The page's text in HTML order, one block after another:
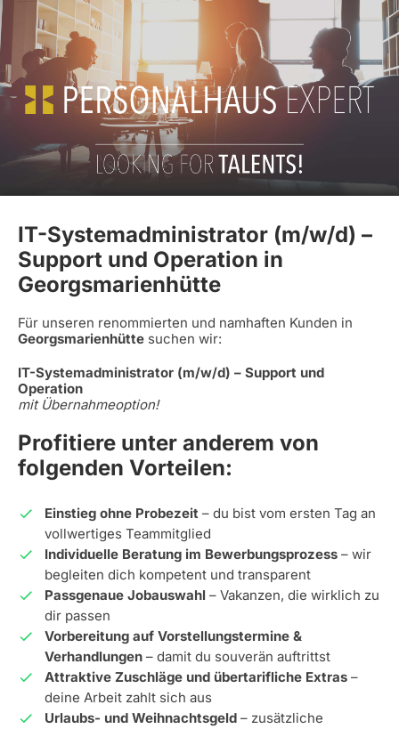
IT-Systemadministrator (m/w/d) –
Support und Operation in
Georgsmarienhütte
Für unseren renommierten und namhaften Kunden in
Georgsmarienhütte suchen wir:
IT-Systemadministrator (m/w/d) – Support und
Operation
mit Übernahmeoption!
Profitiere unter anderem von
folgenden Vorteilen:
Einstieg ohne Probezeit – du bist vom ersten Tag an
vollwertiges Teammitglied
Individuelle Beratung im Bewerbungsprozess – wir
begleiten dich kompetent und transparent
Passgenaue Jobauswahl – Vakanzen, die wirklich zu
dir passen
Vorbereitung auf Vorstellungstermine &
Verhandlungen – damit du souverän auftrittst
Attraktive Zuschläge und übertarifliche Extras –
deine Arbeit zahlt sich aus
Urlaubs- und Weihnachtsgeld – zusätzliche